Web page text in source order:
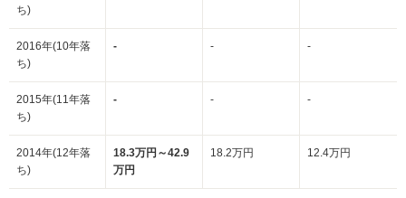
ち)
2016年(10年落
ち)
- - -
2015年(11年落
ち)
- - -
2014年(12年落
ち)
18.3万円～42.9
万円
18.2万円 12.4万円